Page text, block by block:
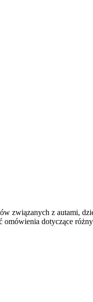
związanych z autami,
dotyczące